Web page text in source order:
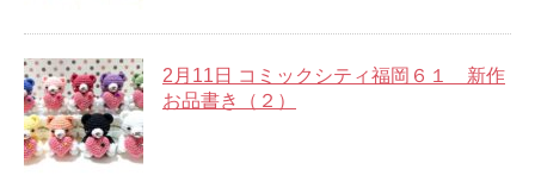
2月11日 コミックシティ福岡６１ 新作
お品書き（２）